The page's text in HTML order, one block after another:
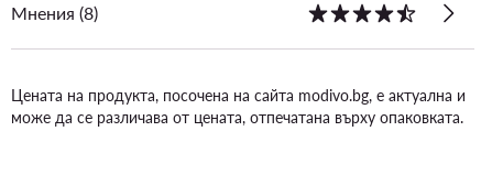
Мнения (8)
Цената на продукта, посочена на сайта modivo.bg, е актуална и
може да се различава от цената, отпечатана върху опаковката.